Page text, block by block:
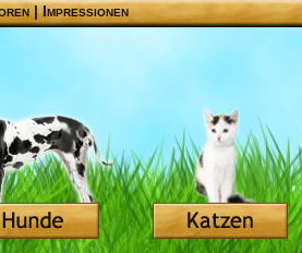
|Impressionen